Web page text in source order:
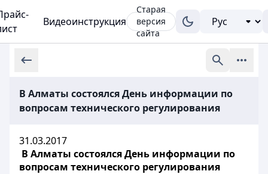
Видеоинструкция
Старая
версия
сайта
В Алматы состоялся День информации по
вопросам технического регулирования
31.03.2017
В Алматы состоялся День информации по
вопросам технического регулирования